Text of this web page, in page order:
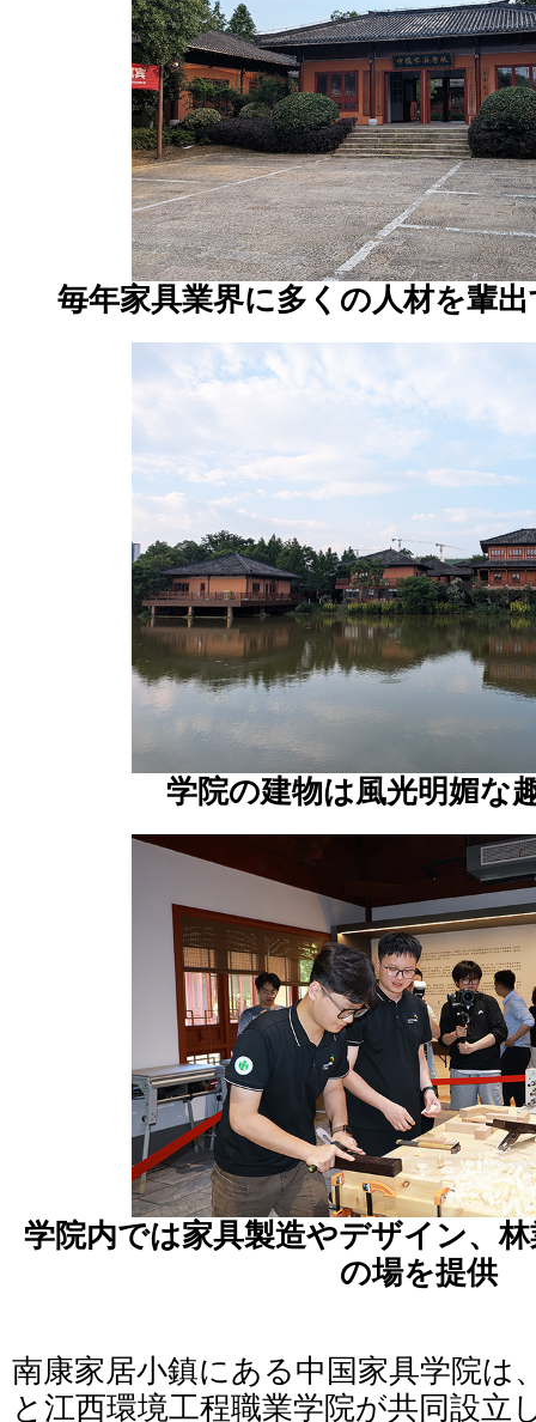
毎年家具業界に多くの人材を輩
学院の建物は風光明媚な
学院内では家具製造やデザイン、
の場を提供
南康家居小鎮にある中国家具学院は
と江西環境工程職業学院が共同設立